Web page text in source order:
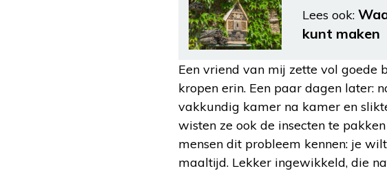
Lees ook:
kunt maken
Een vriend van mij zette vol goede
kropen erin. Een paar dagen later:
vakkundig kamer na kamer en
wisten ze ook de insecten te
mensen dit probleem kennen: je
maaltijd. Lekker ingewikkeld, die